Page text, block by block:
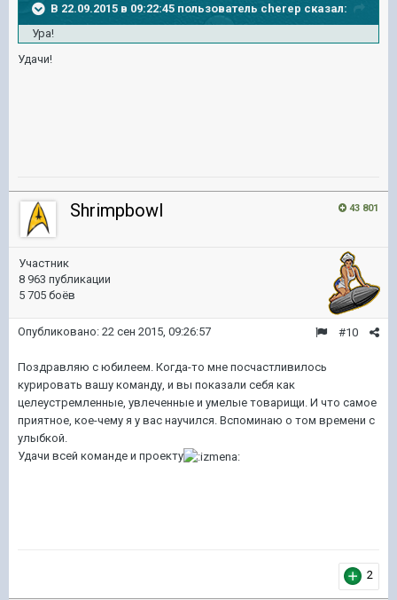
В 22.09.2015 в 09:22:45 пользователь cherep сказал:
Ура!
Удачи!
43 801
Shrimpbowl
Участник
8 963 публикации
5 705 боёв
#10
Опубликовано: 22 сен 2015, 09:26:57
Поздравляю с юбилеем. Когда-то мне посчастливилось
курировать вашу команду, и вы показали себя как
целеустремленные, увлеченные и умелые товарищи. И что самое
приятное, кое-чему я у вас научился. Вспоминаю о том времени с
улыбкой.
Удачи всей команде и проекту
2